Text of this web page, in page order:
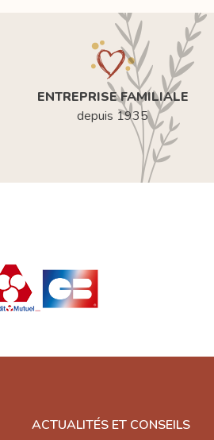
ENTREPRISE FAMILIALE
depuis 1935
ACTUALITÉS ET CONSEILS